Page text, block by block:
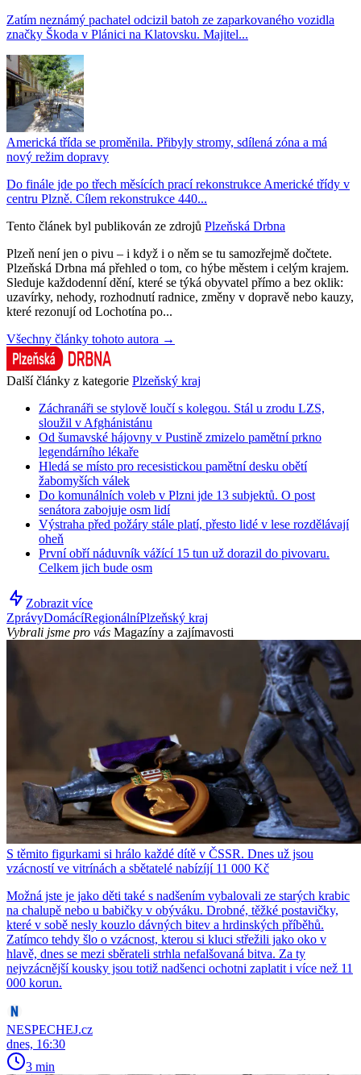
Zatím neznámý pachatel odcizil batoh ze zaparkovaného vozidla
značky Škoda v Plánici na Klatovsku. Majitel...
Americká třída se proměnila. Přibyly stromy, sdílená zóna a má
nový režim dopravy
Do finále jde po třech měsících prací rekonstrukce Americké třídy v
centru Plzně. Cílem rekonstrukce 440...
Tento článek byl publikován ze zdrojů Plzeňská Drbna
Plzeň není jen o pivu – i když i o něm se tu samozřejmě dočtete.
Plzeňská Drbna má přehled o tom, co hýbe městem i celým krajem.
Sleduje každodenní dění, které se týká obyvatel přímo a bez oklik:
uzavírky, nehody, rozhodnutí radnice, změny v dopravě nebo kauzy,
které rezonují od Lochotína po...
Všechny články tohoto autora →
Další články z kategorie Plzeňský kraj
Záchranáři se stylově loučí s kolegou. Stál u zrodu LZS,
sloužil v Afghánistánu
Od šumavské hájovny v Pustině zmizelo pamětní prkno
legendárního lékaře
Hledá se místo pro recesistickou pamětní desku obětí
žabomyších válek
Do komunálních voleb v Plzni jde 13 subjektů. O post
senátora zabojuje osm lidí
Výstraha před požáry stále platí, přesto lidé v lese rozdělávají
oheň
První obří náduvník vážící 15 tun už dorazil do pivovaru.
Celkem jich bude osm
Zobrazit více
ZprávyDomácíRegionálníPlzeňský kraj
Vybrali jsme pro vás Magazíny a zajímavosti
S těmito figurkami si hrálo každé dítě v ČSSR. Dnes už jsou
vzácností ve vitrínách a sbětatelé nabízíjí 11 000 Kč
Možná jste je jako děti také s nadšením vybalovali ze starých krabic
na chalupě nebo u babičky v obýváku. Drobné, těžké postavičky,
které v sobě nesly kouzlo dávných bitev a hrdinských příběhů.
Zatímco tehdy šlo o vzácnost, kterou si kluci střežili jako oko v
hlavě, dnes se mezi sběrateli strhla nefalšovaná bitva. Za ty
nejvzácnější kousky jsou totiž nadšenci ochotni zaplatit i více než 11
000 korun.
NESPECHEJ.cz
dnes, 16:30
3 min